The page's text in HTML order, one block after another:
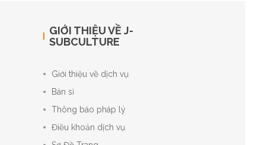
GIỚI THIỆU VỀ J-
SUBCULTURE
Giới thiệu về dịch vụ
Bán sỉ
Thông báo pháp lý
Điều khoản dịch vụ